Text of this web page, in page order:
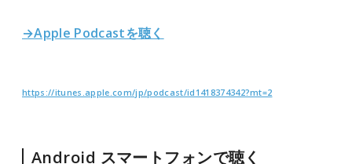
→Apple Podcastを聴く
https://itunes.apple.com/jp/podcast/id1418374342?mt=2
Android スマートフォンで聴く